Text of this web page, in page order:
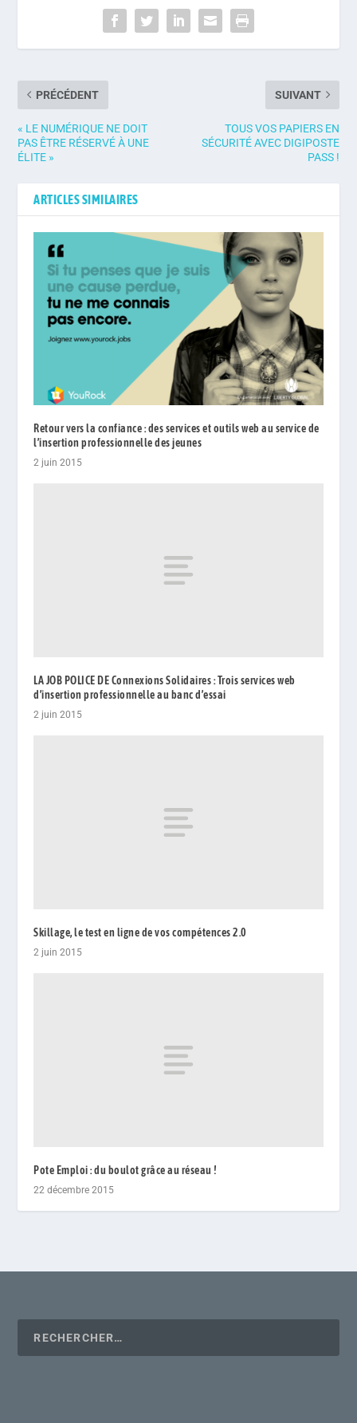
PRÉCÉDENT
« LE NUMÉRIQUE NE DOIT
PAS ÊTRE RÉSERVÉ À UNE
ÉLITE »
SUIVANT
TOUS VOS PAPIERS EN
SÉCURITÉ AVEC DIGIPOSTE
PASS !
ARTICLES SIMILAIRES
Retour vers la confiance : des services et outils web au service de
l’insertion professionnelle des jeunes
2 juin 2015
LA JOB POLICE DE Connexions Solidaires : Trois services web
d’insertion professionnelle au banc d’essai
2 juin 2015
Skillage, le test en ligne de vos compétences 2.0
2 juin 2015
Pote Emploi : du boulot grâce au réseau !
22 décembre 2015